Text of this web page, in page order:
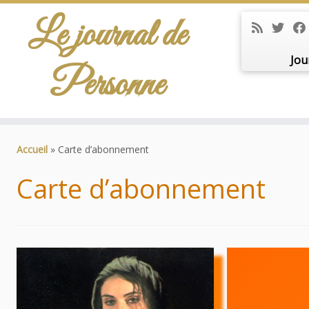
Le journal de
Personne
Accueil » Carte d’abonnement
Carte d’abonnement